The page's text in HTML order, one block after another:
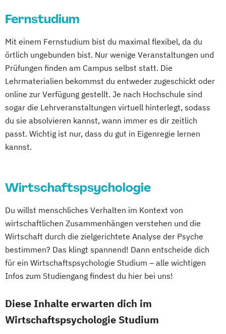
Fernstudium
Mit einem Fernstudium bist du maximal flexibel, da du
örtlich ungebunden bist. Nur wenige Veranstaltungen und
Prüfungen finden am Campus selbst statt. Die
Lehrmaterialien bekommst du entweder zugeschickt oder
online zur Verfügung gestellt. Je nach Hochschule sind
sogar die Lehrveranstaltungen virtuell hinterlegt, sodass
du sie absolvieren kannst, wann immer es dir zeitlich
passt. Wichtig ist nur, dass du gut in Eigenregie lernen
kannst.
Wirtschaftspsychologie
Du willst menschliches Verhalten im Kontext von
wirtschaftlichen Zusammenhängen verstehen und die
Wirtschaft durch die zielgerichtete Analyse der Psyche
bestimmen? Das klingt spannend! Dann entscheide dich
für ein Wirtschaftspsychologie Studium – alle wichtigen
Infos zum Studiengang findest du hier bei uns!
Diese Inhalte erwarten dich im
Wirtschaftspsychologie Studium